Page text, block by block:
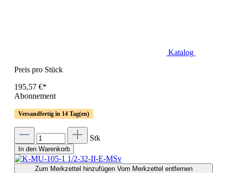
Katalog
Preis pro Stück
195,57 €*
Abonnement
Versandfertig in 14 Tag(en)
Stk
In den Warenkorb
Zum Merkzettel hinzufügen Vom Merkzettel entfernen